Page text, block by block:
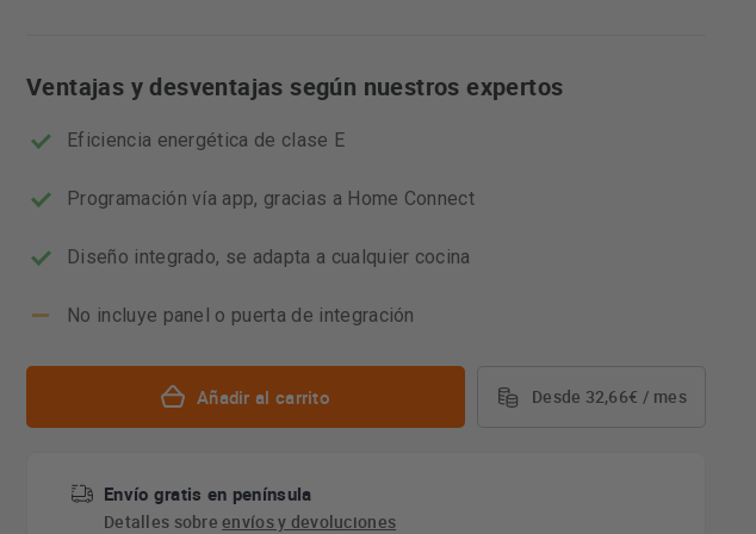
ahorro
energético
Youreko.
Ventajas y desventajas según nuestros expertos
Eficiencia energética de clase E
Programación vía app, gracias a Home Connect
Diseño integrado, se adapta a cualquier cocina
No incluye panel o puerta de integración
Añadir al carrito Desde 32,66€ / mes
Envío gratis en península
Detalles sobreenvíos y devoluciones